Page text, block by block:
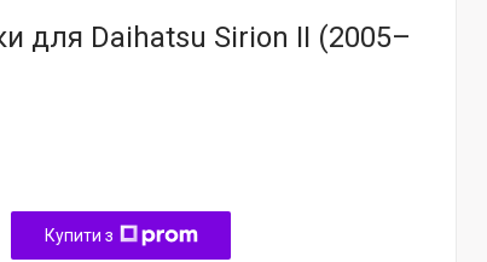
для Daihatsu Sirion II (2005–
Купити з